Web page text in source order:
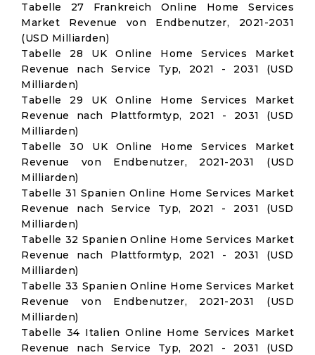
Tabelle 27 Frankreich Online Home Services
Market Revenue von Endbenutzer, 2021-2031
(USD Milliarden)
Tabelle 28 UK Online Home Services Market
Revenue nach Service Typ, 2021 - 2031 (USD
Milliarden)
Tabelle 29 UK Online Home Services Market
Revenue nach Plattformtyp, 2021 - 2031 (USD
Milliarden)
Tabelle 30 UK Online Home Services Market
Revenue von Endbenutzer, 2021-2031 (USD
Milliarden)
Tabelle 31 Spanien Online Home Services Market
Revenue nach Service Typ, 2021 - 2031 (USD
Milliarden)
Tabelle 32 Spanien Online Home Services Market
Revenue nach Plattformtyp, 2021 - 2031 (USD
Milliarden)
Tabelle 33 Spanien Online Home Services Market
Revenue von Endbenutzer, 2021-2031 (USD
Milliarden)
Tabelle 34 Italien Online Home Services Market
Revenue nach Service Typ, 2021 - 2031 (USD